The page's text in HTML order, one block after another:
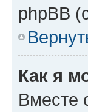
phpBB
Как я
Вместе